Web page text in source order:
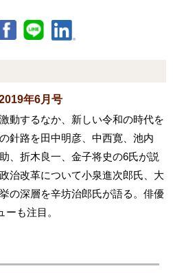
年6月号
動するなか、新しい令和の時代を
針路を田中明彦、中西寛、池内
、折木良一、金子将史の6氏が説
治改革について小泉進次郎氏、大
の深層を辛坊治郎氏が語る。俳優
も注目。